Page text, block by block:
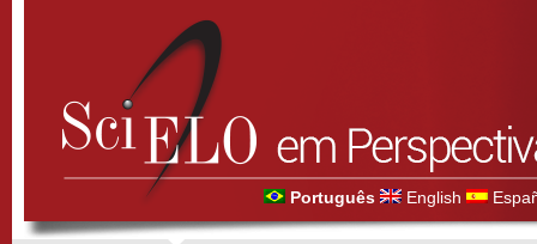
Português English